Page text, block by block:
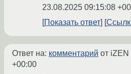
23.08.2025 09:15:08
Показать ответ
Ответ на: комментарий от iZEN
+00:00